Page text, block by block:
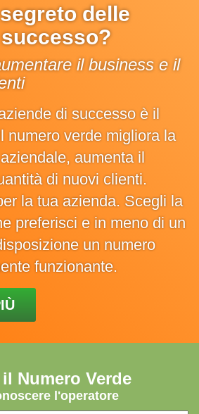
delle
il business e il
di successo è il
numero verde migliora la
aumenta il
di nuovi clienti.
la tua azienda. Scegli la
preferisci e in meno di un
un numero
funzionante.
il Numero Verde
l'operatore